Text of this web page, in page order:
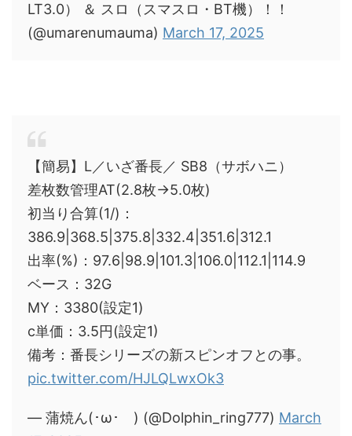
LT3.0） ＆ スロ（スマスロ・BT機）！！
(@umarenumauma) March 17, 2025
【簡易】L／いざ番長／ SB8（サボハニ）
差枚数管理AT(2.8枚→5.0枚)
初当り合算(1/)：
386.9|368.5|375.8|332.4|351.6|312.1
出率(%)：97.6|98.9|101.3|106.0|112.1|114.9
ベース：32G
MY：3380(設定1)
c単価：3.5円(設定1)
備考：番長シリーズの新スピンオフとの事。
pic.twitter.com/HJLQLwxOk3
— 蒲焼ん(･ω･ ) (@Dolphin_ring777) March